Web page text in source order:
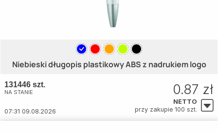
Niebieski długopis plastikowy ABS z nadrukiem logo
131446 szt.
NA STANIE
07:31 09.08.2026
0.87 zł
NETTO
przy zakupie 100 szt.